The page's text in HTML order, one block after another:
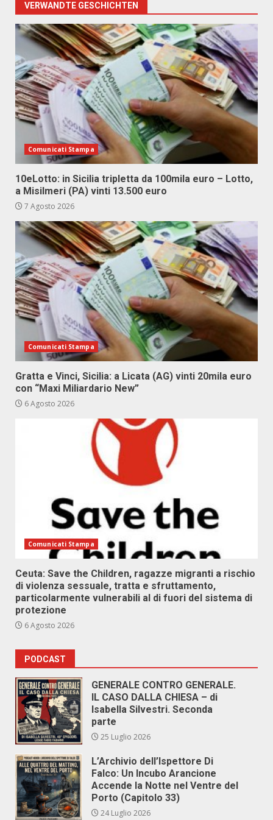
VERWANDTE GESCHICHTEN
Comunicati Stampa
10eLotto: in Sicilia tripletta da 100mila euro – Lotto,
a Misilmeri (PA) vinti 13.500 euro
7 Agosto 2026
Comunicati Stampa
Gratta e Vinci, Sicilia: a Licata (AG) vinti 20mila euro
con “Maxi Miliardario New”
6 Agosto 2026
Comunicati Stampa
Ceuta: Save the Children, ragazze migranti a rischio
di violenza sessuale, tratta e sfruttamento,
particolarmente vulnerabili al di fuori del sistema di
protezione
6 Agosto 2026
PODCAST
GENERALE CONTRO GENERALE.
IL CASO DALLA CHIESA – di
Isabella Silvestri. Seconda
parte
25 Luglio 2026
L’Archivio dell’Ispettore Di
Falco: Un Incubo Arancione
Accende la Notte nel Ventre del
Porto (Capitolo 33)
24 Luglio 2026